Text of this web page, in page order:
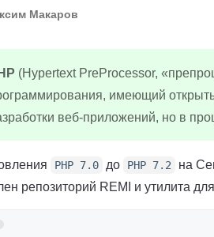
Макаров
(Hypertext PreProcessor,
имеющий
веб-приложений, но в
PHP 7.0 до PHP 7.2
на
репозиторий REMI и утилита